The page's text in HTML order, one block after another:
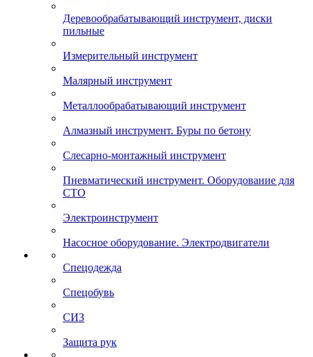
Деревообрабатывающий инструмент, диски
пильные
Измерительный инструмент
Малярный инструмент
Металлообрабатывающий инструмент
Алмазный инструмент. Буры по бетону
Слесарно-монтажный инструмент
Пневматический инструмент. Оборудование для
СТО
Электроинструмент
Насосное оборудование. Электродвигатели
Спецодежда
Спецобувь
СИЗ
Защита рук